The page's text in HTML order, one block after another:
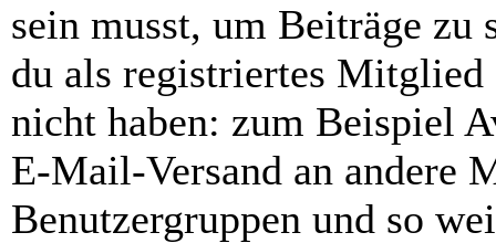
sein musst, um Beiträge
du als registriertes Mitglied
nicht haben: zum Beispiel
E-Mail-Versand an andere
Benutzergruppen und so